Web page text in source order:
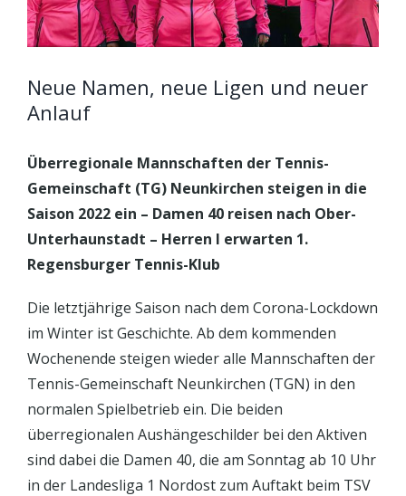
Neue Namen, neue Ligen und neuer
Anlauf
Überregionale Mannschaften der Tennis-
Gemeinschaft (TG) Neunkirchen steigen in die
Saison 2022 ein – Damen 40 reisen nach Ober-
Unterhaunstadt – Herren I erwarten 1.
Regensburger Tennis-Klub
Die letztjährige Saison nach dem Corona-Lockdown
im Winter ist Geschichte. Ab dem kommenden
Wochenende steigen wieder alle Mannschaften der
Tennis-Gemeinschaft Neunkirchen (TGN) in den
normalen Spielbetrieb ein. Die beiden
überregionalen Aushängeschilder bei den Aktiven
sind dabei die Damen 40, die am Sonntag ab 10 Uhr
in der Landesliga 1 Nordost zum Auftakt beim TSV